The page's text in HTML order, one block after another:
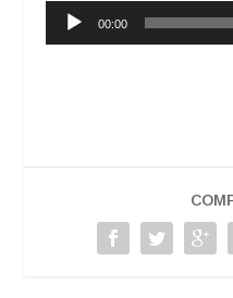
Reproductor
00:00